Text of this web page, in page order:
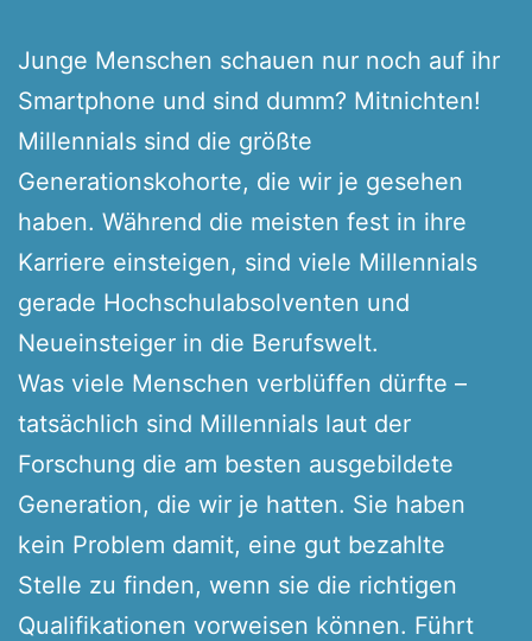
Junge Menschen schauen nur noch auf ihr
Smartphone und sind dumm? Mitnichten!
Millennials sind die größte
Generationskohorte, die wir je gesehen
haben. Während die meisten fest in ihre
Karriere einsteigen, sind viele Millennials
gerade Hochschulabsolventen und
Neueinsteiger in die Berufswelt.
Was viele Menschen verblüffen dürfte –
tatsächlich sind Millennials laut der
Forschung die am besten ausgebildete
Generation, die wir je hatten. Sie haben
kein Problem damit, eine gut bezahlte
Stelle zu finden, wenn sie die richtigen
Qualifikationen vorweisen können. Führt